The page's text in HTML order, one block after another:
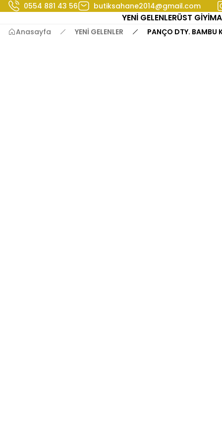
0554 881 43 56 butiksahane2014@gmail.com
YENİ GELENLERÜST GİYİM
Anasayfa YENİ GELENLER PANÇO DTY. BAMBU